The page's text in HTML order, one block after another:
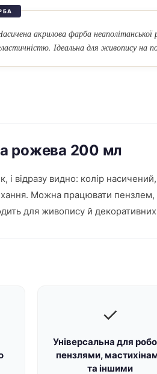
акрилова фарба
Ідеальна для живопису на
рожева 200 мл
відразу видно: колір
Можна працювати
для живопису й декоративних
✓
Універсальна для
пензлями,
та іншими